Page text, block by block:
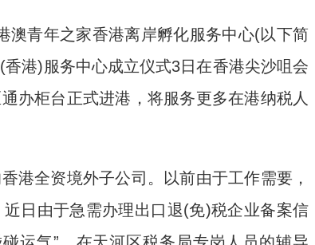
青年之家香港离岸孵化服务中心(以下简
港)服务中心成立仪式3日在香港尖沙咀会
办柜台正式进港，将服务更多在港纳税人
全资境外子公司。以前由于工作需要，
日由于急需办理出口退(免)税企业备案信